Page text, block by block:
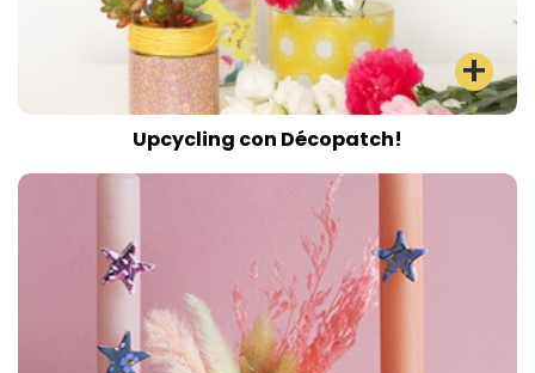
Upcycling con Décopatch!